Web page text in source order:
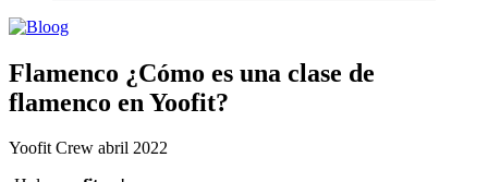
Flamenco ¿Cómo es una clase de
flamenco en Yoofit?
Yoofit Crew abril 2022